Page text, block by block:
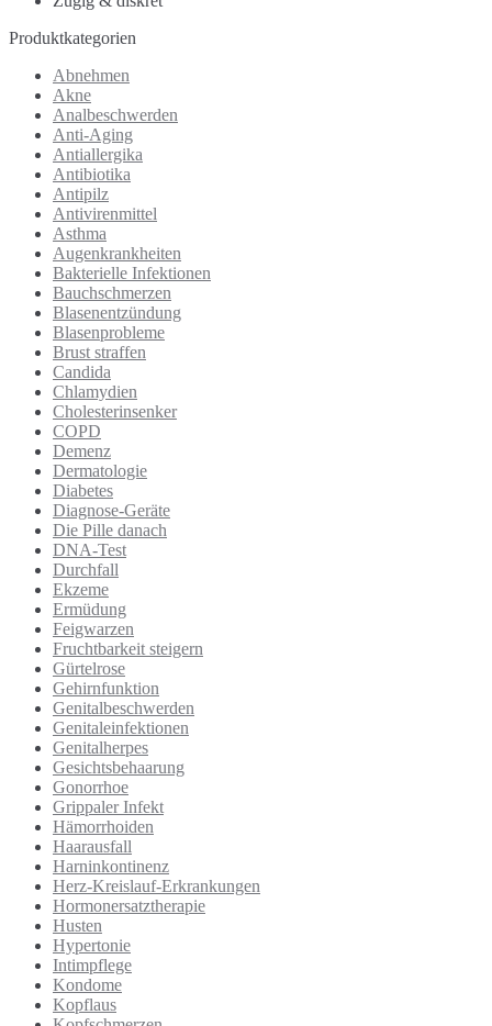
Produktkategorien
Abnehmen
Akne
Analbeschwerden
Anti-Aging
Antiallergika
Antibiotika
Antipilz
Antivirenmittel
Asthma
Augenkrankheiten
Bakterielle Infektionen
Bauchschmerzen
Blasenentzündung
Blasenprobleme
Brust straffen
Candida
Chlamydien
Cholesterinsenker
COPD
Demenz
Dermatologie
Diabetes
Diagnose-Geräte
Die Pille danach
DNA-Test
Durchfall
Ekzeme
Ermüdung
Feigwarzen
Fruchtbarkeit steigern
Gürtelrose
Gehirnfunktion
Genitalbeschwerden
Genitaleinfektionen
Genitalherpes
Gesichtsbehaarung
Gonorrhoe
Grippaler Infekt
Hämorrhoiden
Haarausfall
Harninkontinenz
Herz-Kreislauf-Erkrankungen
Hormonersatztherapie
Husten
Hypertonie
Intimpflege
Kondome
Kopflaus